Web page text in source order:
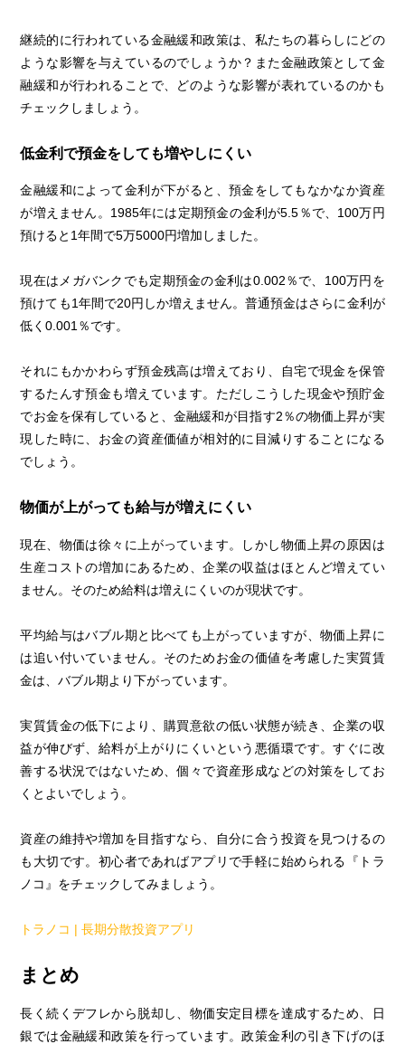
継続的に行われている金融緩和政策は、私たちの暮らしにどの
ような影響を与えているのでしょうか？また金融政策として金
融緩和が行われることで、どのような影響が表れているのかも
チェックしましょう。
低金利で預金をしても増やしにくい
金融緩和によって金利が下がると、預金をしてもなかなか資産
が増えません。1985年には定期預金の金利が5.5％で、100万円
預けると1年間で5万5000円増加しました。
現在はメガバンクでも定期預金の金利は0.002％で、100万円を
預けても1年間で20円しか増えません。普通預金はさらに金利が
低く0.001％です。
それにもかかわらず預金残高は増えており、自宅で現金を保管
するたんす預金も増えています。ただしこうした現金や預貯金
でお金を保有していると、金融緩和が目指す2％の物価上昇が実
現した時に、お金の資産価値が相対的に目減りすることになる
でしょう。
物価が上がっても給与が増えにくい
現在、物価は徐々に上がっています。しかし物価上昇の原因は
生産コストの増加にあるため、企業の収益はほとんど増えてい
ません。そのため給料は増えにくいのが現状です。
平均給与はバブル期と比べても上がっていますが、物価上昇に
は追い付いていません。そのためお金の価値を考慮した実質賃
金は、バブル期より下がっています。
実質賃金の低下により、購買意欲の低い状態が続き、企業の収
益が伸びず、給料が上がりにくいという悪循環です。すぐに改
善する状況ではないため、個々で資産形成などの対策をしてお
くとよいでしょう。
資産の維持や増加を目指すなら、自分に合う投資を見つけるの
も大切です。初心者であればアプリで手軽に始められる『トラ
ノコ』をチェックしてみましょう。
トラノコ | 長期分散投資アプリ
まとめ
長く続くデフレから脱却し、物価安定目標を達成するため、日
銀では金融緩和政策を行っています。政策金利の引き下げのほ